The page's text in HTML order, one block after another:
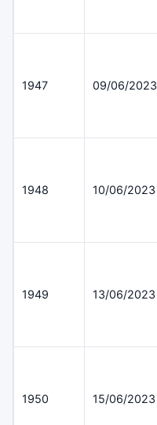
1947 09/06/2023
1948 10/06/2023
1949 13/06/2023
1950 15/06/2023